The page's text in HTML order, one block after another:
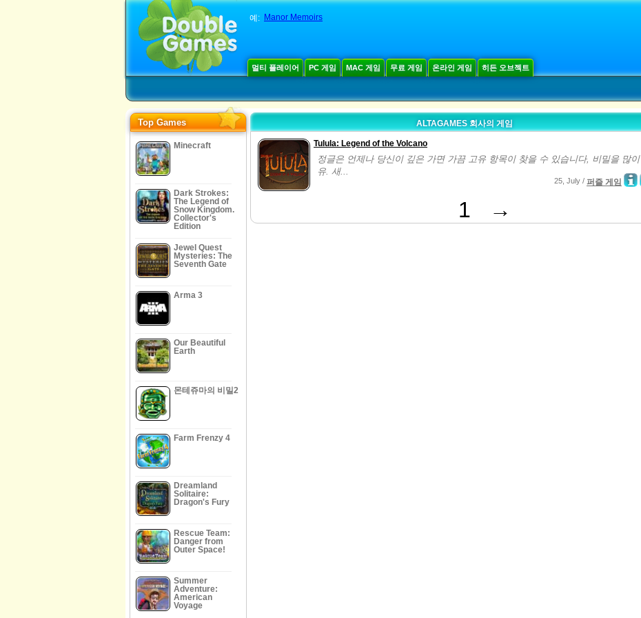
예: Manor Memoirs
멀티 플레이어 PC 게임 MAC 게임 무료 게임 온라인 게임 히든 오브젝트
Top Games
Minecraft
Dark Strokes:
The Legend of
Snow Kingdom.
Collector's
Edition
Jewel Quest
Mysteries: The
Seventh Gate
Arma 3
Our Beautiful
Earth
몬테쥬마의 비밀2
Farm Frenzy 4
Dreamland
Solitaire:
Dragon's Fury
Rescue Team:
Danger from
Outer Space!
Summer
Adventure:
American
Voyage
ALTAGAMES 회사의 게임
Tulula: Legend of the Volcano
정글은 언제나 당신이 깊은 가면 가끔 고유 항목이 찾을 수 있습니다, 비밀을 많
유. 새...
25, July / 퍼즐 게임
1 →